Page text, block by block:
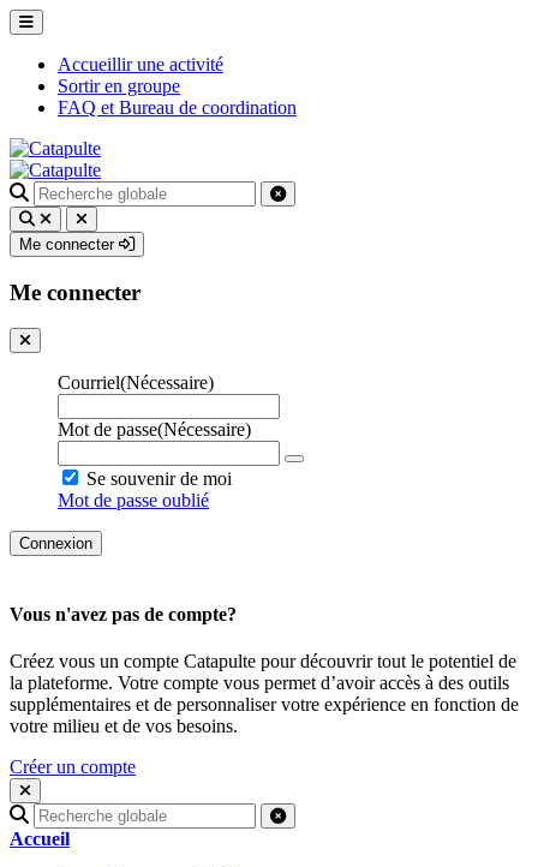
Accueillir une activité
Sortir en groupe
FAQ et Bureau de coordination
Recherche
pour
:
Me connecter
Me connecter
Courriel(Nécessaire)
Mot de passe(Nécessaire)
Se souvenir de moi
Mot de passe oublié
Vous n'avez pas de compte?
Créez vous un compte Catapulte pour découvrir tout le potentiel de
la plateforme. Votre compte vous permet d’avoir accès à des outils
supplémentaires et de personnaliser votre expérience en fonction de
votre milieu et de vos besoins.
Créer un compte
Recherche
pour
Accueil